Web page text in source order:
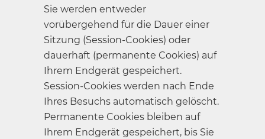
Sie werden entweder
vorübergehend für die Dauer einer
Sitzung (Session-Cookies) oder
dauerhaft (permanente Cookies) auf
Ihrem Endgerät gespeichert.
Session-Cookies werden nach Ende
Ihres Besuchs automatisch gelöscht.
Permanente Cookies bleiben auf
Ihrem Endgerät gespeichert, bis Sie